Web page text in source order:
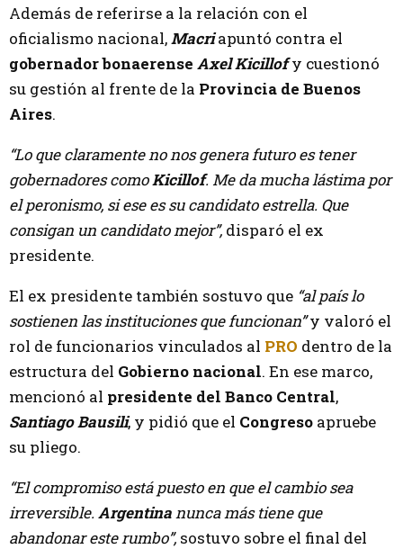
Además de referirse a la relación con el
oficialismo nacional,Macriapuntó contra el
gobernador bonaerense Axel Kicillofy cuestionó
su gestión al frente de la Provincia de Buenos
Aires.
“Lo que claramente no nos genera futuro es tener
gobernadores comoKicillof. Me da mucha lástima por
el peronismo, si ese es su candidato estrella. Que
consigan un candidato mejor”, disparó el ex
presidente.
El ex presidente también sostuvo que “al país lo
sostienen las instituciones que funcionan”y valoró el
rol de funcionarios vinculados al PRO dentro de la
estructura del Gobierno nacional. En ese marco,
mencionó al presidente del Banco Central,
Santiago Bausili, y pidió que el Congreso apruebe
su pliego.
“El compromiso está puesto en que el cambio sea
irreversible.Argentina nunca más tiene que
abandonar este rumbo”, sostuvo sobre el final del